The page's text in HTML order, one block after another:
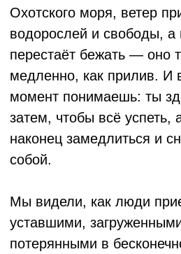
ЧТО ВХОДИТ В СТОИМОСТЬ ТУРА:
Стоимость
Горячее питание в ресторанах и на
отелях
Комфортные джипы Land Cruiser
Круглосуточное сопровождение
профессиональных турлидеров